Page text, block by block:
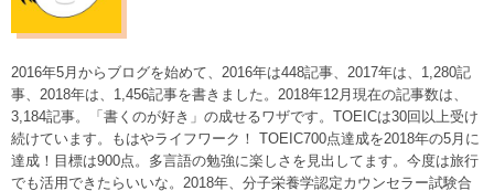
2016年5月からブログを始めて、2016年は448記事、2017年は、1,280記
事、2018年は、1,456記事を書きました。2018年12月現在の記事数は、
3,184記事。「書くのが好き」の成せるワザです。TOEICは30回以上受け
続けています。もはやライフワーク！ TOEIC700点達成を2018年の5月に
達成！目標は900点。多言語の勉強に楽しさを見出してます。今度は旅行
でも活用できたらいいな。2018年、分子栄養学認定カウンセラー試験合